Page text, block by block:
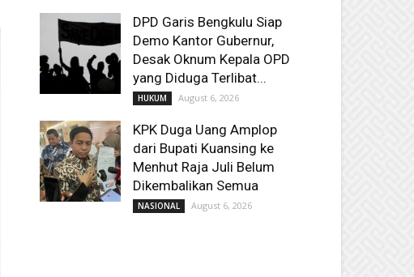
DPD Garis Bengkulu Siap
Demo Kantor Gubernur,
Desak Oknum Kepala OPD
yang Diduga Terlibat...
HUKUM August 6, 2026
KPK Duga Uang Amplop
dari Bupati Kuansing ke
Menhut Raja Juli Belum
Dikembalikan Semua
NASIONAL August 6, 2026